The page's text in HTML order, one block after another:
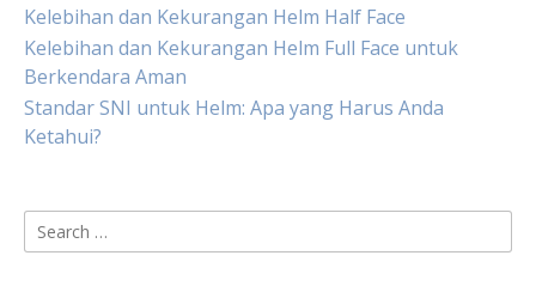
Kelebihan dan Kekurangan Helm Half Face
Kelebihan dan Kekurangan Helm Full Face untuk
Berkendara Aman
Standar SNI untuk Helm: Apa yang Harus Anda
Ketahui?
Search
for: